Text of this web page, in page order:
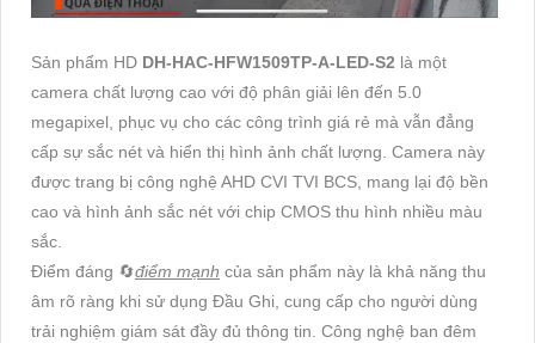
Sản phẩm HD DH-HAC-HFW1509TP-A-LED-S2 là một
camera chất lượng cao với độ phân giải lên đến 5.0
megapixel, phục vụ cho các công trình giá rẻ mà vẫn đẳng
cấp sự sắc nét và hiển thị hình ảnh chất lượng. Camera này
được trang bị công nghệ AHD CVI TVI BCS, mang lại độ bền
cao và hình ảnh sắc nét với chip CMOS thu hình nhiều màu
sắc.
Điểm đáng 🔄điểm mạnh của sản phẩm này là khả năng thu
âm rõ ràng khi sử dụng Đầu Ghi, cung cấp cho người dùng
trải nghiệm giám sát đầy đủ thông tin. Công nghệ ban đêm